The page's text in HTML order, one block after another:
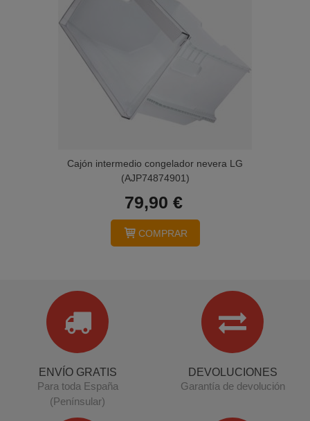
Cajón intermedio congelador nevera LG
(AJP74874901)
79,90 €
COMPRAR
ENVÍO GRATIS
Para toda España
(Penínsular)
DEVOLUCIONES
Garantía de devolución